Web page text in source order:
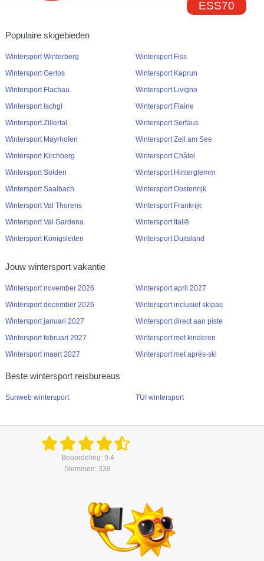
ESS70
Populaire skigebieden
Wintersport Winterberg
Wintersport Gerlos
Wintersport Flachau
Wintersport Ischgl
Wintersport Zillertal
Wintersport Mayrhofen
Wintersport Kirchberg
Wintersport Sölden
Wintersport Saalbach
Wintersport Val Thorens
Wintersport Val Gardena
Wintersport Königsleiten
Wintersport Fiss
Wintersport Kaprun
Wintersport Livigno
Wintersport Flaine
Wintersport Serfaus
Wintersport Zell am See
Wintersport Châtel
Wintersport Hinterglemm
Wintersport Oostenrijk
Wintersport Frankrijk
Wintersport Italië
Wintersport Duitsland
Jouw wintersport vakantie
Wintersport november 2026
Wintersport december 2026
Wintersport januari 2027
Wintersport februari 2027
Wintersport maart 2027
Wintersport april 2027
Wintersport inclusief skipas
Wintersport direct aan piste
Wintersport met kinderen
Wintersport met après-ski
Beste wintersport reisbureaus
Sunweb wintersport TUI wintersport
Beoordeling: 9.4
Stemmen: 338